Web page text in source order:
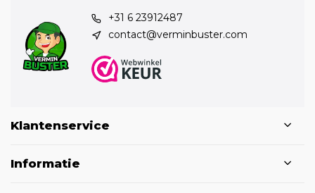
+31 6 23912487
contact@verminbuster.com
Klantenservice
Informatie